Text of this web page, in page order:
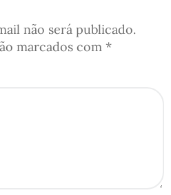
não será publicado.
marcados com *